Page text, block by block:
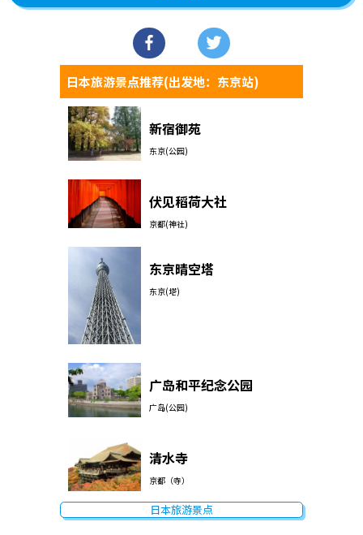
日本旅游景点推荐(出发地：东京站)
新宿御苑
东京(公园)
伏见稻荷大社
京都(神社)
东京晴空塔
东京(塔)
广岛和平纪念公园
广岛(公园)
清水寺
京都（寺）
日本旅游景点